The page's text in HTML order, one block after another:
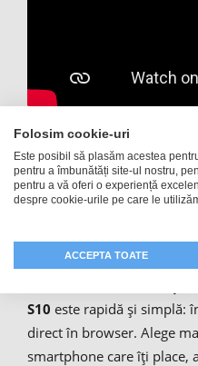
Husă
Galaxy S10
S10 este rapidă și simplă:
direct în browser. Alege
smartphone care îți place,
Folosim cookie-uri
Este posibil să plasăm acestea
pentru a îmbunătăți site-ul nostru,
pentru a vă oferi o experiență
despre cookie-urile pe care le
ACCEPTA TOATE